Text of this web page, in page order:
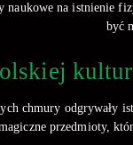
naukowe na istnienie
być
chmury odgrywały
przedmioty,